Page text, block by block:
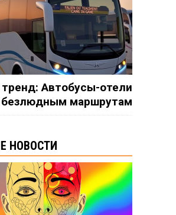
Автобусы-отели
безлюдным маршрутам
НОВОСТИ